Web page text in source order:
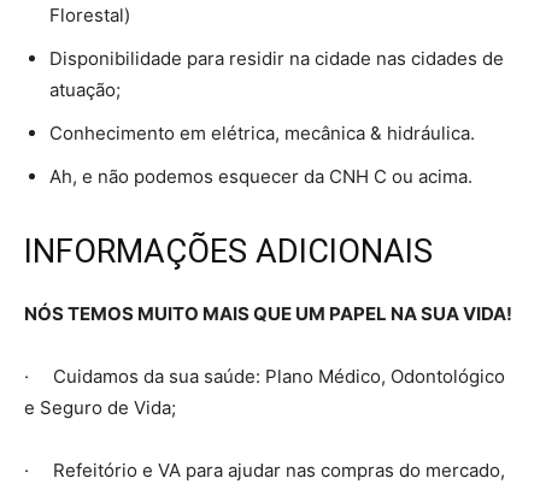
Florestal)
Disponibilidade para residir na cidade nas cidades de
atuação;
Conhecimento em elétrica, mecânica & hidráulica.
Ah, e não podemos esquecer da CNH C ou acima.
INFORMAÇÕES ADICIONAIS
NÓS TEMOS MUITO MAIS QUE UM PAPEL NA SUA VIDA!
· Cuidamos da sua saúde: Plano Médico, Odontológico
e Seguro de Vida;
· Refeitório e VA para ajudar nas compras do mercado,